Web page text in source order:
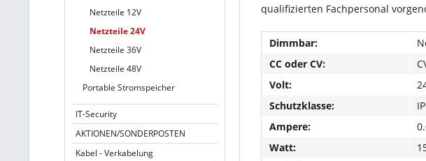
Netzteile 12V
Netzteile 24V
Netzteile 36V
Netzteile 48V
Portable Stromspeicher
IT-Security
AKTIONEN/SONDERPOSTEN
Kabel - Verkabelung
qualifizierten Fachpersonal
Dimmbar:
CC oder CV:
Volt:
Schutzklasse:
Ampere:
Watt: